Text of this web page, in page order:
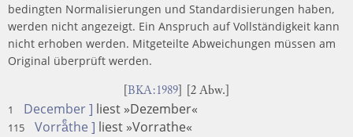
bedingten Normalisierungen und Standardisierungen haben,
werden nicht angezeigt. Ein Anspruch auf Vollständigkeit kann
nicht erhoben werden. Mitgeteilte Abweichungen müssen am
Original überprüft werden.
BKA:1989 ] [2 Abw.]
1 December ] liest »Dezember«
115 Vorraͤthe ] liest »Vorrathe«